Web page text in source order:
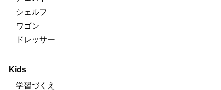
シェルフ
ワゴン
ドレッサー
Kids
学習づくえ